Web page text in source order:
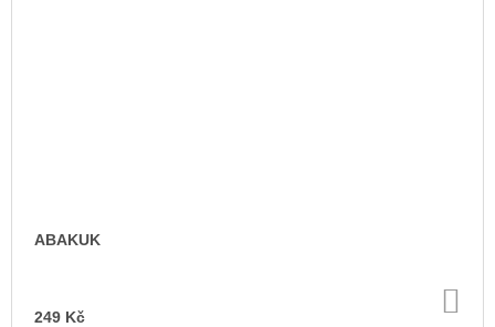
ABAKUK
249 Kč